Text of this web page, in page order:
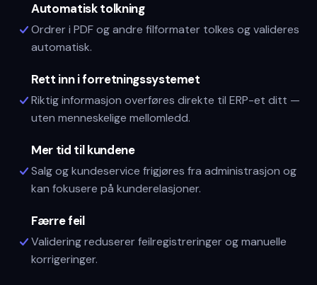
Automatisk tolkning
Ordrer i PDF og andre filformater tolkes og valideres
automatisk.
Rett inn i forretningssystemet
Riktig informasjon overføres direkte til ERP-et ditt —
uten menneskelige mellomledd.
Mer tid til kundene
Salg og kundeservice frigjøres fra administrasjon og
kan fokusere på kunderelasjoner.
Færre feil
Validering reduserer feilregistreringer og manuelle
korrigeringer.